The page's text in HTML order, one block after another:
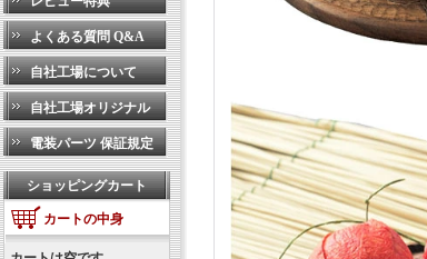
よくある質問 Q&A
自社工場について
自社工場オリジナル
電装パーツ 保証規定
ショッピングカート
カートの中身